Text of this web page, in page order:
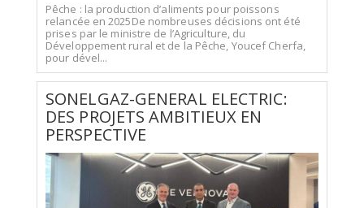
Pêche : la production d’aliments pour poissons
relancée en 2025De nombreuses décisions ont été
prises par le ministre de l’Agriculture, du
Développement rural et de la Pêche, Youcef Cherfa,
pour dével...
SONELGAZ-GENERAL ELECTRIC:
DES PROJETS AMBITIEUX EN
PERSPECTIVE